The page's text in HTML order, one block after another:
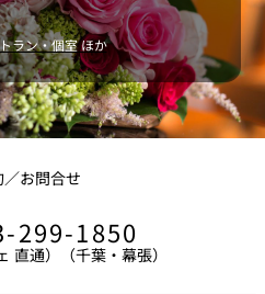
ラン・個室 ほか
／お問合せ
299-1850
直通）（千葉・幕張）